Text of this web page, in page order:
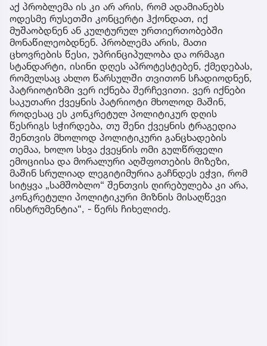
აქ პრობლემა ის კი არ არის, რომ ადამიანებს
ოდესმე რუსეთში კონცერტი ჰქონდათ, იქ
მუშაობდნენ ან კულტურულ ურთიერთობებში
მონაწილეობდნენ. პრობლემა არის, მათი
ცხოვრების წესი, უპრინციპულობა და ორმაგი
სტანდარტი, ისინი დღეს აპროტესტებენ, ქმედებას,
რომელსაც ახლო წარსულში თვითონ სჩადიოდნენ,
პატრიოტიზმი ვერ იქნება შერჩევითი. ვერ იქნები
საკუთარი ქვეყნის პატრიოტი მხოლოდ მაშინ,
როდესაც ეს კონკრეტულ პოლიტიკურ დღის
წესრიგს სჭირდება, თუ შენი ქვეყნის ტრაგედია
შენთვის მხოლოდ პოლიტიკური განცხადების
თემაა, ხოლო სხვა ქვეყნის ომი გულწრფელი
ემოციისა და მორალური აღშფოთების მიზეზი,
მაშინ სრულიად ლეგიტიმურია გაჩნდეს ეჭვი, რომ
სიტყვა „სამშობლო“ შენთვის ღირებულება კი არა,
კონკრეტული პოლიტიკური მიზნის მისაღწევი
ინსტრუმენტია“, - წერს ჩიხელიძე.